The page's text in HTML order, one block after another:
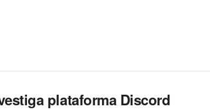
plataforma Discord